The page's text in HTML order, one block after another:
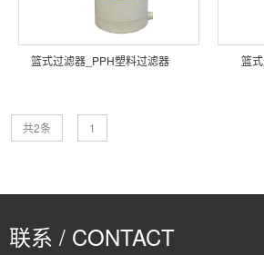
篮式过滤器_PPH塑料过滤器 篮
共2条 1
联系 / CONTACT